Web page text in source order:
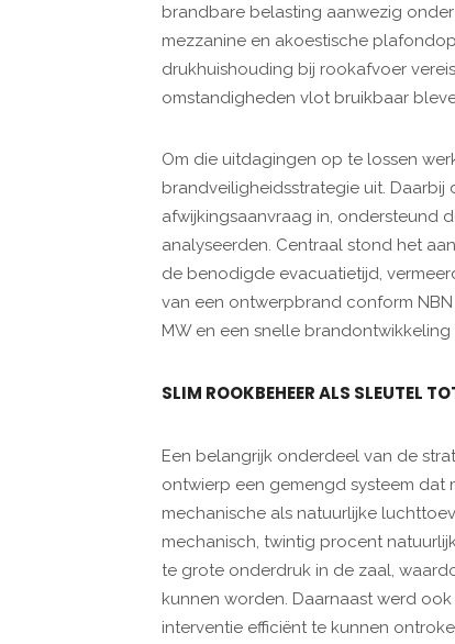
brandbare belasting aanwezig
mezzanine en akoestische
drukhuishouding bij rookafvoer
omstandigheden vlot bruikbaar
Om die uitdagingen op te lossen
brandveiligheidsstrategie uit.
afwijkingsaanvraag in, ondersteund
analyseerden. Centraal stond het
de benodigde evacuatietijd,
van een ontwerpbrand conform NBN
MW en een snelle
SLIM ROOKBEHEER ALS SLEUTEL
Een belangrijk onderdeel van de
ontwierp een gemengd systeem
mechanische als natuurlijke
mechanisch, twintig procent
te grote onderdruk in de zaal,
kunnen worden. Daarnaast werd
interventie efficiënt te kunnen